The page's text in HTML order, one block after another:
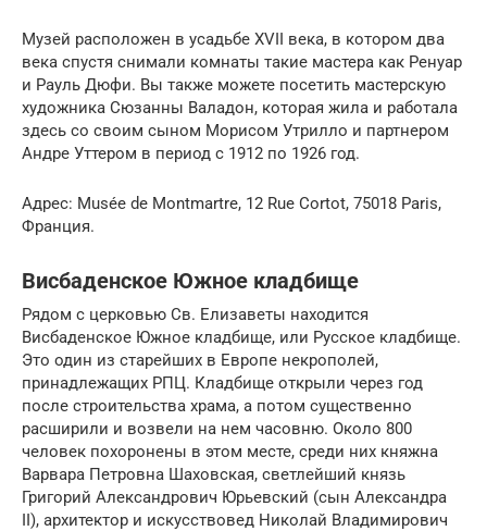
Музей расположен в усадьбе XVII века, в котором два
века спустя снимали комнаты такие мастера как Ренуар
и Рауль Дюфи. Вы также можете посетить мастерскую
художника Сюзанны Валадон, которая жила и работала
здесь со своим сыном Морисом Утрилло и партнером
Андре Уттером в период с 1912 по 1926 год.
Адрес: Musée de Montmartre, 12 Rue Cortot, 75018 Paris,
Франция.
Висбаденcкое Южное кладбище
Рядом с церковью Св. Елизаветы находится
Висбаденcкое Южное кладбище, или Русское кладбище.
Это один из старейших в Европе некрополей,
принадлежащих РПЦ. Кладбище открыли через год
после строительства храма, а потом существенно
расширили и возвели на нем часовню. Около 800
человек похоронены в этом месте, среди них княжна
Варвара Петровна Шаховская, светлейший князь
Григорий Александрович Юрьевский (сын Александра
II), архитектор и искусствовед Николай Владимирович